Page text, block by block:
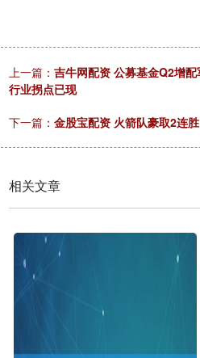
上一篇： 吉牛网配资 公募基金Q2增
行业拐点已现
下一篇： 金股宝配资 火箭队豪取2连
相关文章